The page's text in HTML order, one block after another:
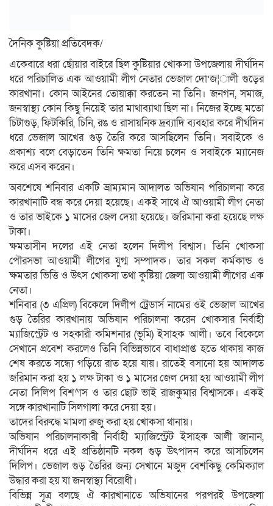
দৈনিক কুষ্টিয়া প্রতিবেদক/
একেবারে ধরা ছোঁয়ার বাইরে ছিল কুষ্টিয়ার খোকসা উপজেলায় দীর্ঘদিন
ধরে পরিচালিত এক আওয়ামী লীগ নেতার ভেজাল দো’জ¦ালী গুড়ের
কারখানা। কোন আইনের তোয়াক্কা করতেন না তিনি। জনগন, সমাজ,
জনস্বাস্থ্য কোন কিছু নিয়েই তার মাথাব্যাথা ছিল না। নিজের ইচ্ছে মতো
চিটাগুড়, ফিটকিরি, চিনি, রঙ ও রাসায়নিক দ্রব্যাদি ব্যবহার করে দীর্ঘদিন
ধরে ভেজাল আখের গুড় তৈরি করে আসছিলেন তিনি। সবাইকে ও
প্রকাশ্য বলে বেড়াতেন তিনি ক্ষমতা নিয়ে চলেন ও সবাইকে ম্যানেজ
করে এসব করেন।
অবশেষে শনিবার একটি ভ্রাম্যমান আদালত অভিযান পরিচালনা করে
কারখানাটি বন্ধ করে দেয়া হয়েছে। একই সাথে ঐ আওয়ামী লীগ নেতা
ও তার ভাইকে ১ মাসের জেল দেয়া হয়েছে। জরিমানা করা হয়েছে লক্ষ
টাকা।
ক্ষমতাসীন দলের এই নেতা হলেন দিলীপ বিশ্বাস। তিনি খোকসা
পৌরসভা আওয়ামী লীগের যুগ্ম সম্পাদক। তার সকল কর্মকান্ড ও
ক্ষমতার ভিত্তি ও উৎস খোকসা তথা কুষ্টিয়া জেলা আওয়ামী লীগের এক
নেতা।
শনিবার (৩ এপ্রিল) বিকেলে দিলীপ ট্রেডার্স নামের ওই ভেজাল আখের
গুড় তৈরির কারখানায় অভিযান পরিচালনা করেন খোকসার নির্বাহী
ম্যাজিস্ট্রেট ও সহকারী কমিশনার (ভূমি) ইসাহক আলী। তবে বিকেলে
সেখানে প্রবেশ করলেও তিনি বিভিন্নভাবে বাধাপ্রাপ্ত হতে থাকায় কাজ
শেষ করতে সন্ধ্যে গড়িয়ে রাত হয়ে যায়। রাতেই বসানো হয় আদালত
জরিমান করা হয় ১ লক্ষ টাকা ও ১ মাসের জেল দেয়া হয় আওয়ামী লীগ
নেতা দিলিপ বিশ^াস ও তার ছোট ভাই রাজকুমার বিশ্বাসকে। একই
সঙ্গে কারখানাটি সিলগালা করে দেয়া হয়।
তাদের বিরুদ্ধে মামলা রুজু করা হয় খোকসা থানায়।
অভিযান পরিচালনাকারী নির্বাহী ম্যাজিস্ট্রেট ইসাহক আলী জানান,
দীর্ঘদিন ধরে এই প্রতিষ্ঠানটি নকল গুড় উৎপাদন করে আসচিলেন
দিলিপ। ভেজাল গুড় তৈরির জন্য সেখানে মজুদ বেশকিছু কেমিক্যাল
উদ্ধার করা হয় যা জনস্বাস্থ্য বিরোধী।
বিভিন্ন সূত্র বলছে ঐ কারখানাতে অভিযানের পরপরই উপজেলা